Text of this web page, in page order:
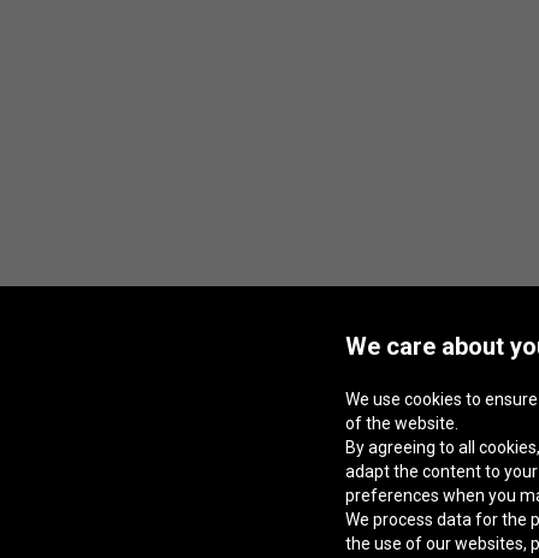
We care about
We use cookies to
of the website.
By agreeing to all
adapt the content to
preferences when you
We process data for the
the use of our websites,